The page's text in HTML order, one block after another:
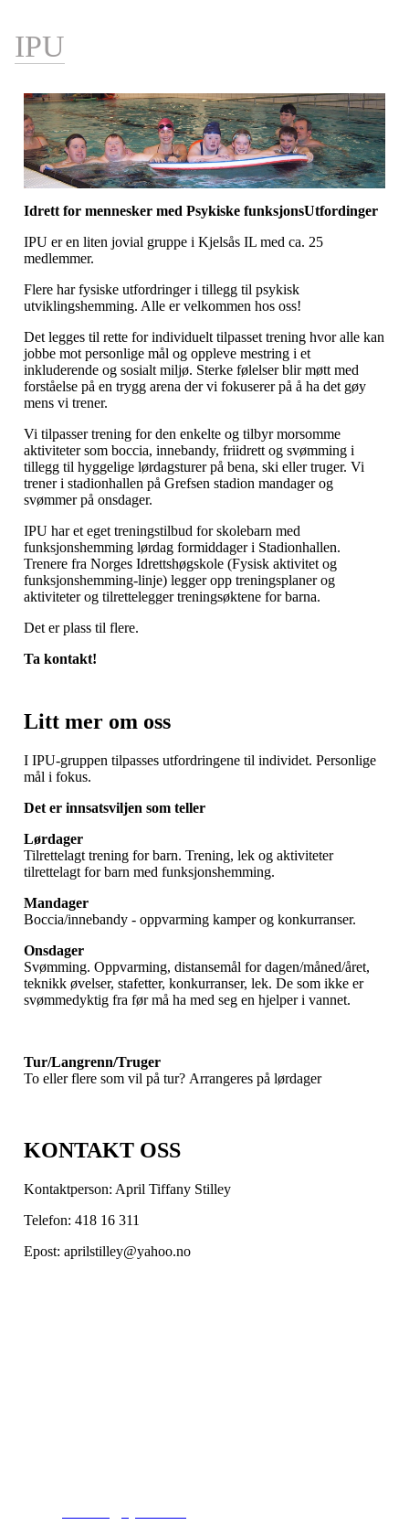
IPU
Idrett for mennesker med Psykiske funksjonsUtfordinger
IPU er en liten jovial gruppe i Kjelsås IL med ca. 25
medlemmer.
Flere har fysiske utfordringer i tillegg til psykisk
utviklingshemming. Alle er velkommen hos oss!
Det legges til rette for individuelt tilpasset trening hvor alle kan
jobbe mot personlige mål og oppleve mestring i et
inkluderende og sosialt miljø. Sterke følelser blir møtt med
forståelse på en trygg arena der vi fokuserer på å ha det gøy
mens vi trener.
Vi tilpasser trening for den enkelte og tilbyr morsomme
aktiviteter som boccia, innebandy, friidrett og svømming i
tillegg til hyggelige lørdagsturer på bena, ski eller truger. Vi
trener i stadionhallen på Grefsen stadion mandager og
svømmer på onsdager.
IPU har et eget treningstilbud for skolebarn med
funksjonshemming lørdag formiddager i Stadionhallen.
Trenere fra Norges Idrettshøgskole (Fysisk aktivitet og
funksjonshemming-linje) legger opp treningsplaner og
aktiviteter og tilrettelegger treningsøktene for barna.
Det er plass til flere.
Ta kontakt!
Litt mer om oss
I IPU-gruppen tilpasses utfordringene til individet. Personlige
mål i fokus.
Det er innsatsviljen som teller
Lørdager
Tilrettelagt trening for barn. Trening, lek og aktiviteter
tilrettelagt for barn med funksjonshemming.
Mandager
Boccia/innebandy - oppvarming kamper og konkurranser.
Onsdager
Svømming. Oppvarming, distansemål for dagen/måned/året,
teknikk øvelser, stafetter, konkurranser, lek. De som ikke er
svømmedyktig fra før må ha med seg en hjelper i vannet.
Tur/Langrenn/Truger
To eller flere som vil på tur? Arrangeres på lørdager
KONTAKT OSS
Kontaktperson: April Tiffany Stilley
Telefon: 418 16 311
Epost: aprilstilley@yahoo.no